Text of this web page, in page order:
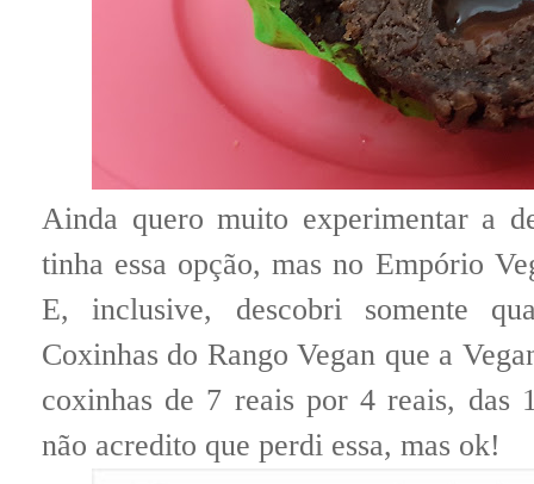
Ainda quero muito experimentar a
tinha essa opção, mas no Empório
E, inclusive, descobri somente
Coxinhas do Rango Vegan que a
coxinhas de 7 reais por 4 reais, das
não acredito que perdi essa, mas ok!